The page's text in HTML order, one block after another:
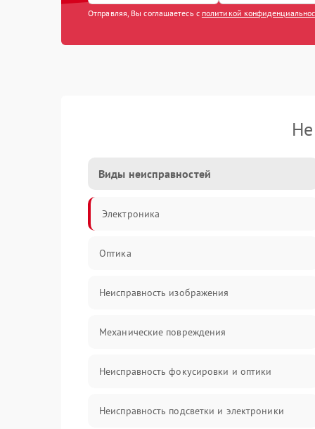
Отправляя, Вы соглашаетесь с политикой
Виды неисправностей
Электроника
Оптика
Неисправность изображения
Механические повреждения
Неисправность фокусировки и оптики
Неисправность подсветки и электроники